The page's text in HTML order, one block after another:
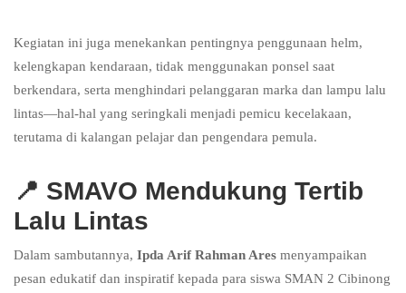
Kegiatan ini juga menekankan pentingnya penggunaan helm,
kelengkapan kendaraan, tidak menggunakan ponsel saat
berkendara, serta menghindari pelanggaran marka dan lampu lalu
lintas—hal-hal yang seringkali menjadi pemicu kecelakaan,
terutama di kalangan pelajar dan pengendara pemula.
📍 SMAVO Mendukung Tertib
Lalu Lintas
Dalam sambutannya, Ipda Arif Rahman Ares menyampaikan
pesan edukatif dan inspiratif kepada para siswa SMAN 2 Cibinong